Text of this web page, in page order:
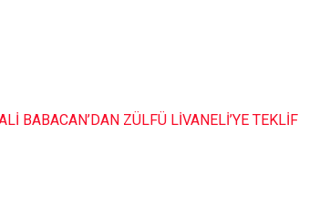
BABACAN’DAN ZÜLFÜ LİVANELİ’YE TEKLİF